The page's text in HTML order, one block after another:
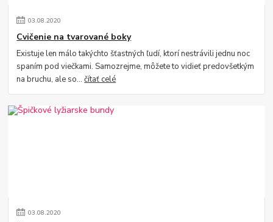
03.08.2020
Cvičenie na tvarované boky
Existuje len málo takýchto šťastných ľudí, ktorí nestrávili jednu noc
spaním pod viečkami. Samozrejme, môžete to vidieť predovšetkým
na bruchu, ale so...čítať celé
03.08.2020